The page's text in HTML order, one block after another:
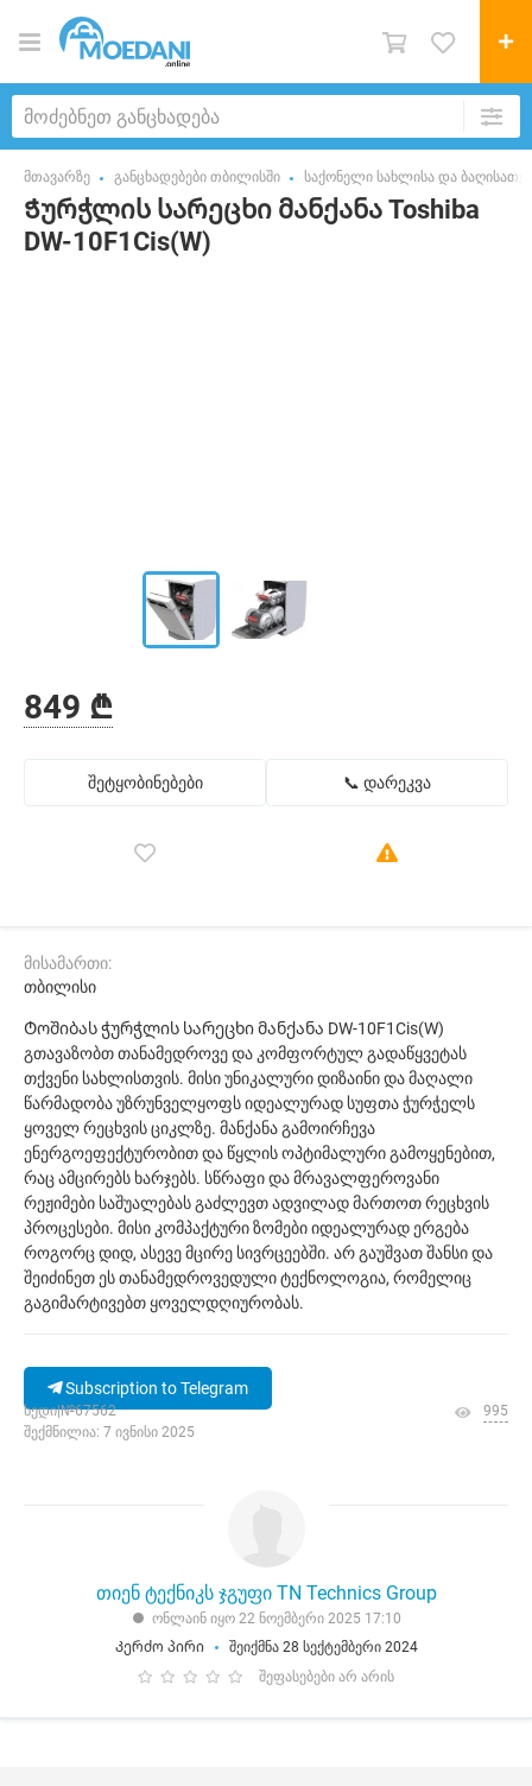
მთავარზე განცხადებები თბილისში საქონელი სახლისა და
Ჭურჭლის სარეცხი მანქანა Toshiba
DW-10F1Cis(W)
849 ₾
შეტყობინებები 📞 დარეკვა
მისამართი:
თბილისი
Ტოშიბას ჭურჭლის სარეცხი მანქანა DW-10F1Cis(W)
გთავაზობთ თანამედროვე და კომფორტულ გადაწყვეტას
თქვენი სახლისთვის. მისი უნიკალური დიზაინი და მაღალი
წარმადობა უზრუნველყოფს იდეალურად სუფთა ჭურჭელს
ყოველ რეცხვის ციკლზე. მანქანა გამოირჩევა
ენერგოეფექტურობით და წყლის ოპტიმალური გამოყენებით,
რაც ამცირებს ხარჯებს. სწრაფი და მრავალფეროვანი
რეჟიმები საშუალებას გაძლევთ ადვილად მართოთ რეცხვის
პროცესები. მისი კომპაქტური ზომები იდეალურად ერგება
როგორც დიდ, ასევე მცირე სივრცეებში. არ გაუშვათ შანსი და
შეიძინეთ ეს თანამედროვედული ტექნოლოგია, რომელიც
გაგიმარტივებთ ყოველდღიურობას.
Subscription to Telegram
ხედი|№67562
შექმნილია: 7 ივნისი 2025
995
თიენ ტექნიკს ჯგუფი TN Technics Group
ონლაინ იყო 22 ნოემბერი 2025 17:10
Კერძო პირი
შეიქმნა 28 სექტემბერი 2024
შეფასებები არ არის